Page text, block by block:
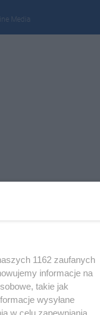
Media
1162 zaufanych
informacje na
takie jak
wysyłane
w celu zapewniania